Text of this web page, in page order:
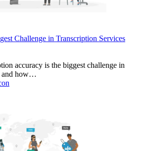
Challenge in Transcription Services
accuracy is the biggest challenge in
and how…